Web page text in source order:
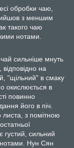
обробки чаю,
з меншим
такого чаю
нотами.
сильніше мнуть
на
"щільний" в смаку
окислюється в
повинно
його в піч.
з помітною
густий, сильний
Нун Сян